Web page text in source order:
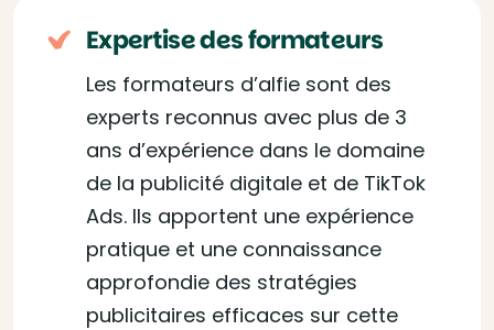
Expertise des formateurs
Les formateurs d’alfie sont des
experts reconnus avec plus de 3
ans d’expérience dans le domaine
de la publicité digitale et de TikTok
Ads. Ils apportent une expérience
pratique et une connaissance
approfondie des stratégies
publicitaires efficaces sur cette